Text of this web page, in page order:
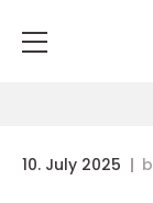
10. July 2025